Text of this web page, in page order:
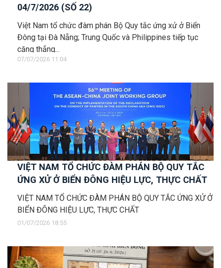
04/7/2026 (SỐ 22)
Việt Nam tổ chức đàm phán Bộ Quy tắc ứng xử ở Biển
Đông tại Đà Nẵng; Trung Quốc và Philippines tiếp tục
căng thẳng...
07/07/2026 11:04
VIỆT NAM TỔ CHỨC ĐÀM PHÁN BỘ QUY TẮC
ỨNG XỬ Ở BIỂN ĐÔNG HIỆU LỰC, THỰC CHẤT
VIỆT NAM TỔ CHỨC ĐÀM PHÁN BỘ QUY TẮC ỨNG XỬ Ở
BIỂN ĐÔNG HIỆU LỰC, THỰC CHẤT
01/07/2026 18:55